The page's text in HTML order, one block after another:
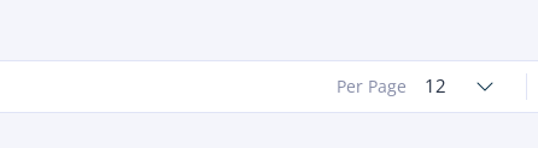
RODAMIENTOS
SENSORES
Per Page 12